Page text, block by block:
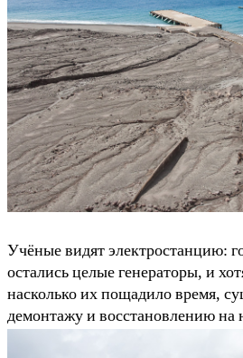
Учёные видят электростанцию:
остались целые генераторы, и
насколько их пощадило время,
демонтажу и восстановлению на